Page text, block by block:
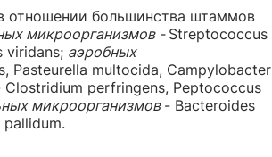
отношении большинства штаммов
микроорганизмов - Streptococcus
viridans; аэробных
Pasteurella multocida, Campylobacter
perfringens, Peptococcus
микроорганизмов- Bacteroides